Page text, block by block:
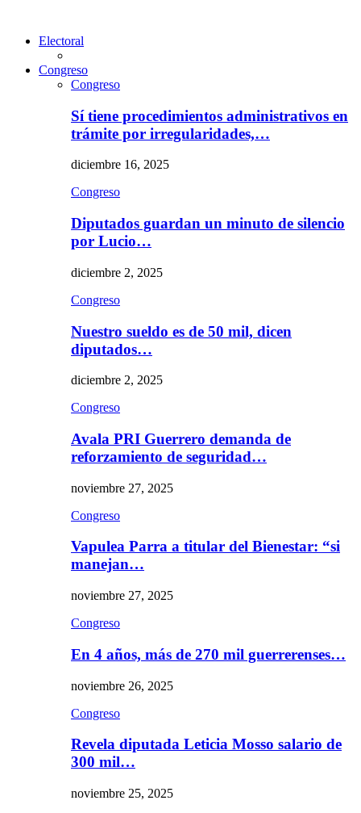
Electoral
Congreso
Congreso
Sí tiene procedimientos administrativos en
trámite por irregularidades,…
diciembre 16, 2025
Congreso
Diputados guardan un minuto de silencio
por Lucio…
diciembre 2, 2025
Congreso
Nuestro sueldo es de 50 mil, dicen
diputados…
diciembre 2, 2025
Congreso
Avala PRI Guerrero demanda de
reforzamiento de seguridad…
noviembre 27, 2025
Congreso
Vapulea Parra a titular del Bienestar: “si
manejan…
noviembre 27, 2025
Congreso
En 4 años, más de 270 mil guerrerenses…
noviembre 26, 2025
Congreso
Revela diputada Leticia Mosso salario de
300 mil…
noviembre 25, 2025